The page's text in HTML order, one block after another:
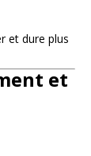
et dure plus
et